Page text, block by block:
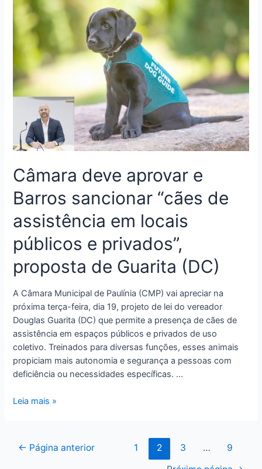
Câmara deve aprovar e
Barros sancionar “cães de
assistência em locais
públicos e privados”,
proposta de Guarita (DC)
A Câmara Municipal de Paulínia (CMP) vai apreciar na
próxima terça-feira, dia 19, projeto de lei do vereador
Douglas Guarita (DC) que permite a presença de cães de
assistência em espaços públicos e privados de uso
coletivo. Treinados para diversas funções, esses animais
propiciam mais autonomia e segurança a pessoas com
deficiência ou necessidades específicas. …
Leia mais »
← Página anterior 1 2 3 …
9